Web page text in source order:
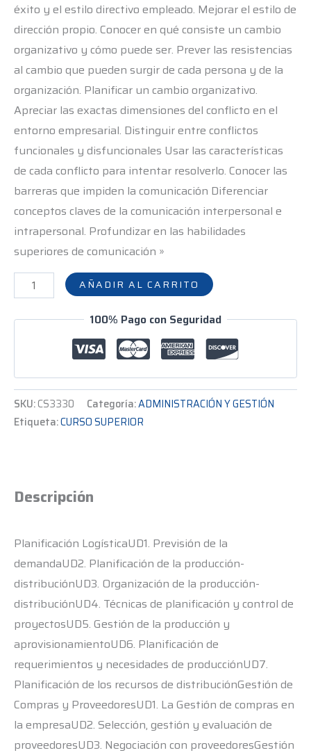
éxito y el estilo directivo empleado. Mejorar el estilo de
dirección propio. Conocer en qué consiste un cambio
organizativo y cómo puede ser. Prever las resistencias
al cambio que pueden surgir de cada persona y de la
organización. Planificar un cambio organizativo.
Apreciar las exactas dimensiones del conflicto en el
entorno empresarial. Distinguir entre conflictos
funcionales y disfuncionales Usar las características
de cada conflicto para intentar resolverlo. Conocer las
barreras que impiden la comunicación Diferenciar
conceptos claves de la comunicación interpersonal e
intrapersonal. Profundizar en las habilidades
superiores de comunicación »
AÑADIR AL CARRITO
100% Pago con Seguridad
SKU:CS3330 Categoría:ADMINISTRACIÓN Y GESTIÓN
Etiqueta:CURSO SUPERIOR
Descripción
Planificación LogísticaUD1. Previsión de la
demandaUD2. Planificación de la producción-
distribuciónUD3. Organización de la producción-
distribuciónUD4. Técnicas de planificación y control de
proyectosUD5. Gestión de la producción y
aprovisionamientoUD6. Planificación de
requerimientos y necesidades de producciónUD7.
Planificación de los recursos de distribuciónGestión de
Compras y ProveedoresUD1. La Gestión de compras en
la empresaUD2. Selección, gestión y evaluación de
proveedoresUD3. Negociación con proveedoresGestión